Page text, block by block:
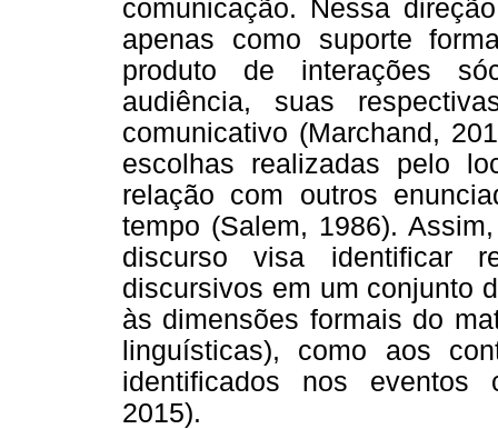
comunicação. Nessa
apenas como suporte
produto de interações
audiência, suas
comunicativo (Marchand,
escolhas realizadas pelo
relação com outros
tempo (Salem, 1986).
discurso visa identificar
discursivos em um conjunto
às dimensões formais do
linguísticas), como aos
identificados nos eventos
2015).